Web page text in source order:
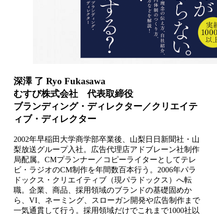
深澤 了 Ryo Fukasawa
むすび株式会社 代表取締役
ブランディング・ディレクター／クリエイテ
ィブ・ディレクター
2002年早稲田大学商学部卒業後、山梨日日新聞社・山
梨放送グループ入社。広告代理店アドブレーン社制作
局配属。CMプランナー／コピーライターとしてテレ
ビ・ラジオのCM制作を年間数百本行う。2006年パラ
ドックス・クリエイティブ（現パラドックス）へ転
職。企業、商品、採用領域のブランドの基礎固めか
ら、VI、ネーミング、スローガン開発や広告制作まで
一気通貫して行う。採用領域だけでこれまで1000社以